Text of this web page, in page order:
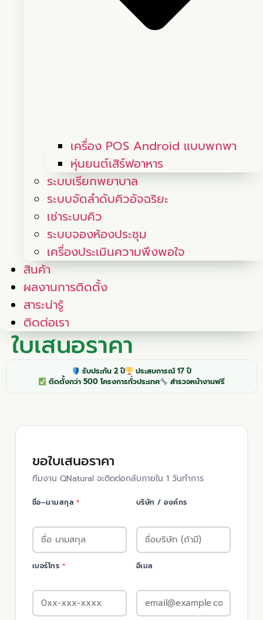
เครื่อง POS Android แบบพกพา
หุ่นยนต์เสิร์ฟอาหาร
ระบบเรียกพยาบาล
ระบบจัดลำดับคิวอัจฉริยะ
เช่าระบบคิว
ระบบจองห้องประชุม
เครื่องประเมินความพึงพอใจ
สินค้า
ผลงานการติดตั้ง
สาระน่ารู้
ติดต่อเรา
ใบเสนอราคา
รับประกัน 2 ปี
ประสบการณ์ 17 ปี
ติดตั้งกว่า 500 โครงการทั่วประเทศ
สำรวจหน้างานฟรี
ขอใบเสนอราคา
ทีมงาน QNatural จะติดต่อกลับภายใน 1 วันทำการ
ชื่อ–นามสกุล * บริษัท / องค์กร
เบอร์โทร * อีเมล